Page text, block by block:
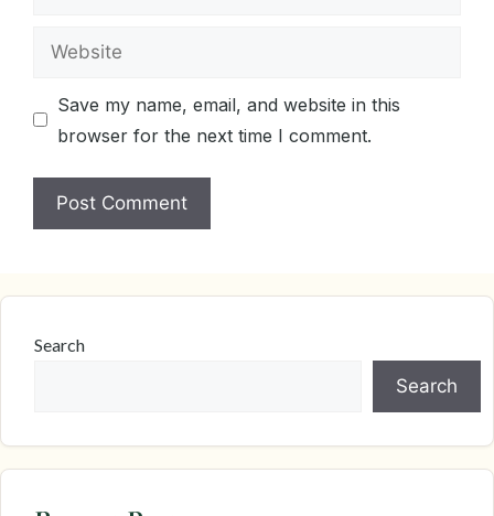
Website
Save my name, email, and website in this
browser for the next time I comment.
Search
Search